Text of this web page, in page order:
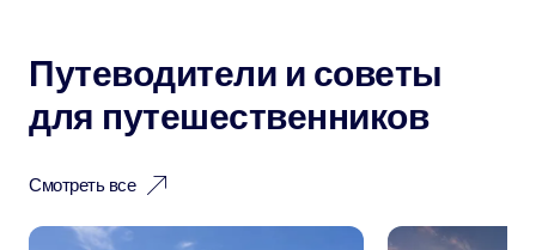
Путеводители и советы
для путешественников
Смотреть все